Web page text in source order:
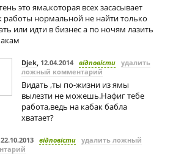
это яма,которая всех засасывает
работы нормальной не найти только
или идти в бизнес а по ночям лазить
Djek, 12.04.2014 відповісти удалить
ложный комментарий
Видать ,ты по-жизни из ямы
вылезти не можешь.Нафиг тебе
работа,ведь на кабак бабла
хватает?
22.10.2013 відповісти удалить ложный